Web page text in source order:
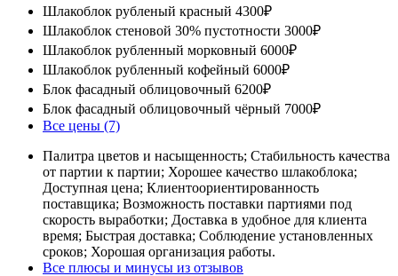
Шлакоблок рубленый красный 4300₽
Шлакоблок стеновой 30% пустотности 3000₽
Шлакоблок рубленный морковный 6000₽
Шлакоблок рубленный кофейный 6000₽
Блок фасадный облицовочный 6200₽
Блок фасадный облицовочный чёрный 7000₽
Все цены (7)
Палитра цветов и насыщенность; Стабильность качества
от партии к партии; Хорошее качество шлакоблока;
Доступная цена; Клиентоориентированность
поставщика; Возможность поставки партиями под
скорость выработки; Доставка в удобное для клиента
время; Быстрая доставка; Соблюдение установленных
сроков; Хорошая организация работы.
Все плюсы и минусы из отзывов